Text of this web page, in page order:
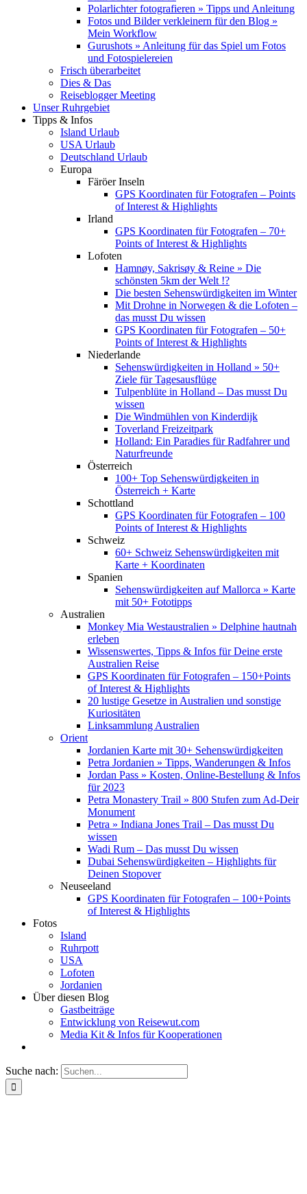
Polarlichter fotografieren » Tipps und Anleitung
Fotos und Bilder verkleinern für den Blog »
Mein Workflow
Gurushots » Anleitung für das Spiel um Fotos
und Fotospielereien
Frisch überarbeitet
Dies & Das
Reiseblogger Meeting
Unser Ruhrgebiet
Tipps & Infos
Island Urlaub
USA Urlaub
Deutschland Urlaub
Europa
Färöer Inseln
GPS Koordinaten für Fotografen – Points
of Interest & Highlights
Irland
GPS Koordinaten für Fotografen – 70+
Points of Interest & Highlights
Lofoten
Hamnøy, Sakrisøy & Reine » Die
schönsten 5km der Welt !?
Die besten Sehenswürdigkeiten im Winter
Mit Drohne in Norwegen & die Lofoten –
das musst Du wissen
GPS Koordinaten für Fotografen – 50+
Points of Interest & Highlights
Niederlande
Sehenswürdigkeiten in Holland » 50+
Ziele für Tagesausflüge
Tulpenblüte in Holland – Das musst Du
wissen
Die Windmühlen von Kinderdijk
Toverland Freizeitpark
Holland: Ein Paradies für Radfahrer und
Naturfreunde
Österreich
100+ Top Sehenswürdigkeiten in
Österreich + Karte
Schottland
GPS Koordinaten für Fotografen – 100
Points of Interest & Highlights
Schweiz
60+ Schweiz Sehenswürdigkeiten mit
Karte + Koordinaten
Spanien
Sehenswürdigkeiten auf Mallorca » Karte
mit 50+ Fototipps
Australien
Monkey Mia Westaustralien » Delphine hautnah
erleben
Wissenswertes, Tipps & Infos für Deine erste
Australien Reise
GPS Koordinaten für Fotografen – 150+Points
of Interest & Highlights
20 lustige Gesetze in Australien und sonstige
Kuriositäten
Linksammlung Australien
Orient
Jordanien Karte mit 30+ Sehenswürdigkeiten
Petra Jordanien » Tipps, Wanderungen & Infos
Jordan Pass » Kosten, Online-Bestellung & Infos
für 2023
Petra Monastery Trail » 800 Stufen zum Ad-Deir
Monument
Petra » Indiana Jones Trail – Das musst Du
wissen
Wadi Rum – Das musst Du wissen
Dubai Sehenswürdigkeiten – Highlights für
Deinen Stopover
Neuseeland
GPS Koordinaten für Fotografen – 100+Points
of Interest & Highlights
Fotos
Island
Ruhrpott
USA
Lofoten
Jordanien
Über diesen Blog
Gastbeiträge
Entwicklung von Reisewut.com
Media Kit & Infos für Kooperationen
Suche nach: